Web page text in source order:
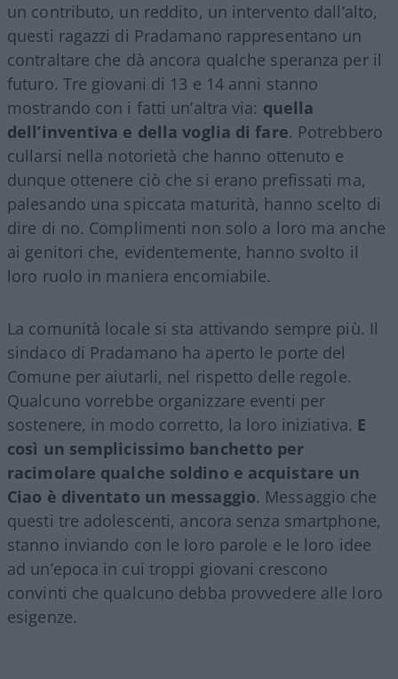
un contributo, un reddito, un intervento dall’alto,
questi ragazzi di Pradamano rappresentano un
contraltare che dà ancora qualche speranza per il
futuro. Tre giovani di 13 e 14 anni stanno
mostrando con i fatti un’altra via: quella
dell’inventiva e della voglia di fare. Potrebbero
cullarsi nella notorietà che hanno ottenuto e
dunque ottenere ciò che si erano prefissati ma,
palesando una spiccata maturità, hanno scelto di
dire di no. Complimenti non solo a loro ma anche
ai genitori che, evidentemente, hanno svolto il
loro ruolo in maniera encomiabile.
La comunità locale si sta attivando sempre più. Il
sindaco di Pradamano ha aperto le porte del
Comune per aiutarli, nel rispetto delle regole.
Qualcuno vorrebbe organizzare eventi per
sostenere, in modo corretto, la loro iniziativa. E
così un semplicissimo banchetto per
racimolare qualche soldino e acquistare un
Ciao è diventato un messaggio. Messaggio che
questi tre adolescenti, ancora senza smartphone,
stanno inviando con le loro parole e le loro idee
ad un’epoca in cui troppi giovani crescono
convinti che qualcuno debba provvedere alle loro
esigenze.